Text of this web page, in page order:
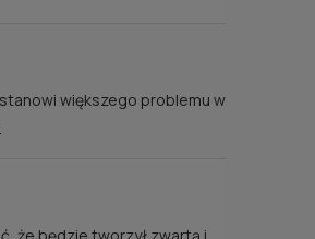
większego problemu w
,że będzie tworzył zwartą i